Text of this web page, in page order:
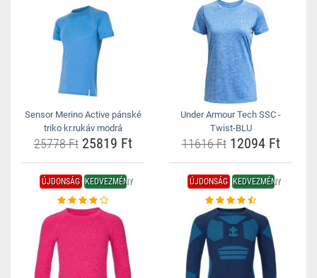
Sensor Merino Active pánské
triko kr.rukáv modrá
25778 Ft25819 Ft
Under Armour Tech SSC -
Twist-BLU
11616 Ft12094 Ft
ÚJDONSÁG KEDVEZMÉNY ÚJDONSÁG KEDVEZMÉNY